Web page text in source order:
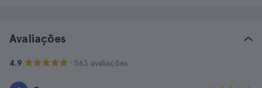
Avaliações
4.9 · 563 avaliações